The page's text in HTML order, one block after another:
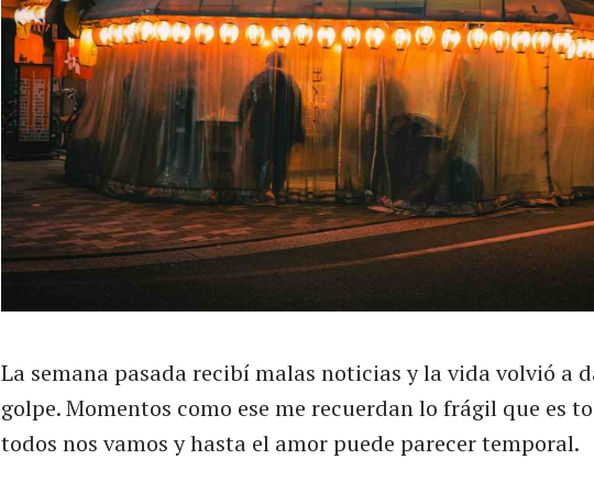
La semana pasada recibí malas noticias y la vida volvió a
golpe. Momentos como ese me recuerdan lo frágil que es
todos nos vamos y hasta el amor puede parecer temporal.